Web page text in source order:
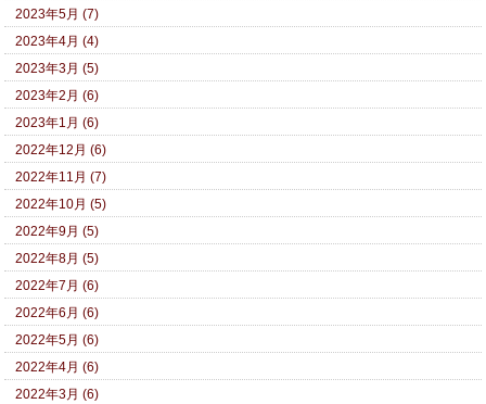
2023年5月 (7)
2023年4月 (4)
2023年3月 (5)
2023年2月 (6)
2023年1月 (6)
2022年12月 (6)
2022年11月 (7)
2022年10月 (5)
2022年9月 (5)
2022年8月 (5)
2022年7月 (6)
2022年6月 (6)
2022年5月 (6)
2022年4月 (6)
2022年3月 (6)